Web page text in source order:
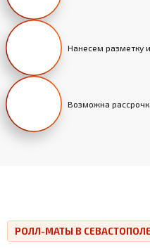
Нанесем разметку
Возможна
РОЛЛ-МАТЫ В СЕВАСТОПОЛЕ